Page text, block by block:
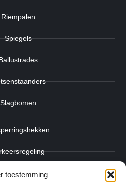
toestemming
Riempalen
Spiegels
Slagbomen
Stadspalen